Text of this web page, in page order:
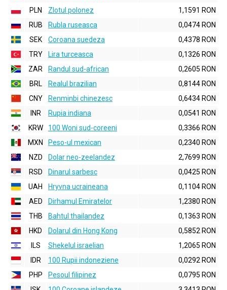
PLN
Zlotul polonez
1,1591 RON
RUB
Rubla ruseasca
0,0474 RON
SEK
Coroana suedeza
0,4378 RON
TRY
Lira turceasca
0,1326 RON
ZAR
Randul sud-african
0,2605 RON
BRL
Realul brazilian
0,8144 RON
CNY
Renminbi chinezesc
0,6434 RON
INR
Rupia indiana
0,0541 RON
KRW
100 Woni sud-coreeni
0,3366 RON
MXN
Peso-ul mexican
0,2340 RON
NZD
Dolar neo-zeelandez
2,7699 RON
RSD
Dinarul sarbesc
0,0425 RON
UAH
Hryvna ucraineana
0,1104 RON
AED
Dirhamul Emiratelor
1,2380 RON
THB
Bahtul thailandez
0,1363 RON
HKD
Dolarul din Hong Kong
0,5852 RON
ILS
Shekelul israelian
1,2065 RON
IDR
100 Rupii indoneziene
0,0292 RON
PHP
Pesoul filipinez
0,0795 RON